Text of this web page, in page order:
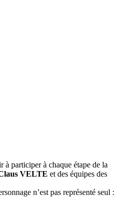
à participer à chaque étape de la
VELTE et des équipes des
n’est pas représenté seul :